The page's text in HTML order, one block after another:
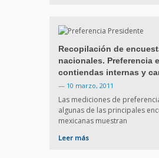
Recopilación de
nacionales. Preferencia
contiendas internas y
— 10 marzo, 2011
Las mediciones de
algunas de las principales
mexicanas muestran
Leer más